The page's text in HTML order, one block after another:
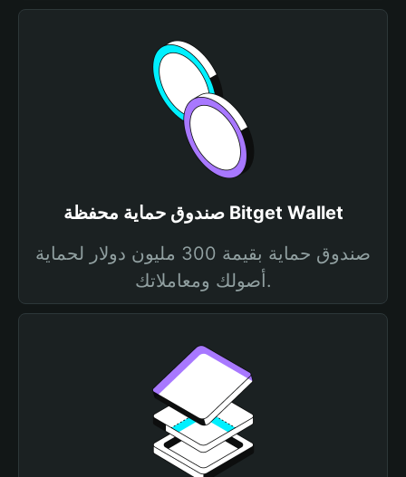
صندوق حماية محفظة Bitget Wallet
صندوق حماية بقيمة 300 مليون دولار لحماية
أصولك ومعاملاتك.